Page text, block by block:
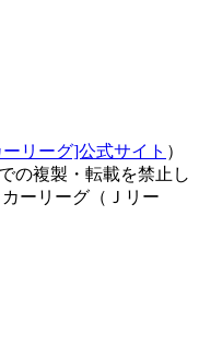
リーグ]公式サイト ）
の複製・転載を禁止し
ーリーグ（Ｊリー